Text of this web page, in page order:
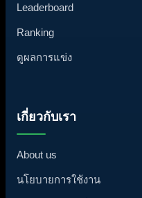
Leaderboard
Ranking
ดูผลการแข่ง
เกี่ยวกับเรา
About us
นโยบายการใช้งาน